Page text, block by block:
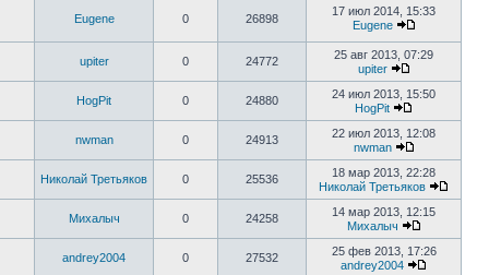
Eugene 0 26898
17 июл 2014, 15:33
Eugene
upiter 0 24772
25 авг 2013, 07:29
upiter
HogPit 0 24880
24 июл 2013, 15:50
HogPit
nwman 0 24913
22 июл 2013, 12:08
nwman
Николай Третьяков 0 25536
18 мар 2013, 22:28
Николай Третьяков
Михалыч 0 24258
14 мар 2013, 12:15
Михалыч
andrey2004 0 27532
25 фев 2013, 17:26
andrey2004